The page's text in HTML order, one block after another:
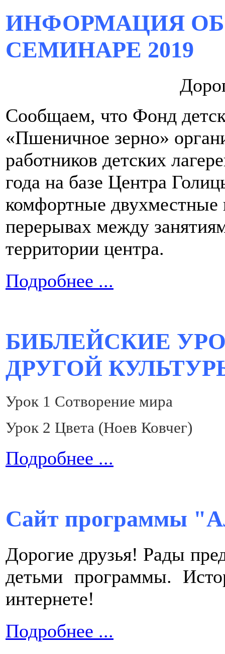
ИНФОРМАЦИЯ
СЕМИНАРЕ 2019
Сообщаем, что Фонд
«Пшеничное зерно»
работников детских
года на базе Центра
комфортные двухместные
перерывах между
территории центра.
Подробнее ...
БИБЛЕЙСКИЕ
ДРУГОЙ
Урок 1 Сотворение мира
Урок 2 Цвета (Ноев Ковчег)
Подробнее ...
Сайт программы
Дорогие друзья! Рады
детьми программы.
интернете!
Подробнее ...